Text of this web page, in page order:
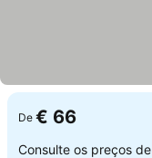
De € 66
Consulte os preços de